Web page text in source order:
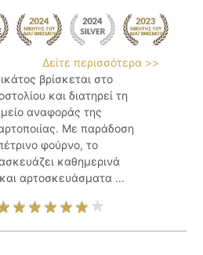
Δείτε περισσότερα >>
βρίσκεται στο
και διατηρεί τη
αναφοράς της
Με παράδοση
φούρνο, το
καθημερινά
αρτοσκευάσματα ...